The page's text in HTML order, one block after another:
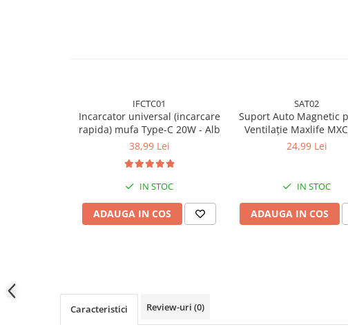
IFCTC01
Incarcator universal (incarcare
rapida) mufa Type-C 20W - Alb
38,99 Lei
IN STOC
ADAUGA IN COS
SAT02
Suport Auto Magnetic
Ventilație Maxlife
Negru
24,99 Lei
IN STOC
ADAUGA IN COS
Caracteristici Review-uri (0)